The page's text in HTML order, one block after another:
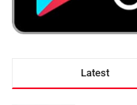
Latest